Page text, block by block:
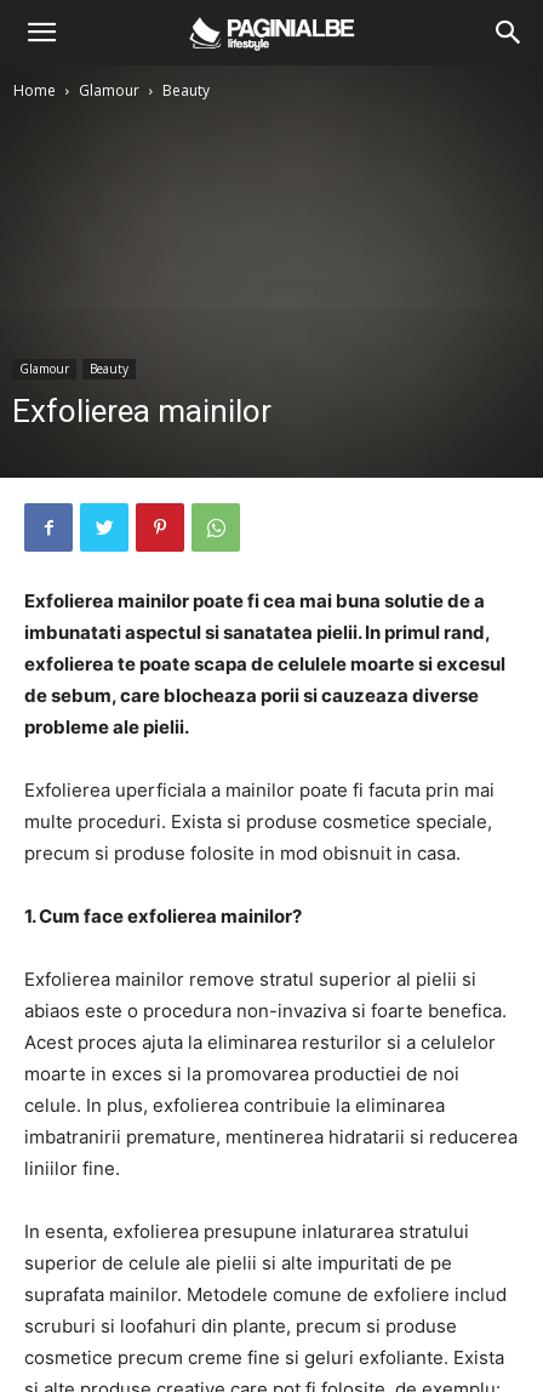
Home Glamour Beauty
Glamour Beauty
Exfolierea mainilor
Exfolierea mainilor poate fi cea mai buna solutie de a
imbunatati aspectul si sanatatea pielii. In primul rand,
exfolierea te poate scapa de celulele moarte si excesul
de sebum, care blocheaza porii si cauzeaza diverse
probleme ale pielii.
Exfolierea uperficiala a mainilor poate fi facuta prin mai
multe proceduri. Exista si produse cosmetice speciale,
precum si produse folosite in mod obisnuit in casa.
1. Cum face exfolierea mainilor?
Exfolierea mainilor remove stratul superior al pielii si
abiaos este o procedura non-invaziva si foarte benefica.
Acest proces ajuta la eliminarea resturilor si a celulelor
moarte in exces si la promovarea productiei de noi
celule. In plus, exfolierea contribuie la eliminarea
imbatranirii premature, mentinerea hidratarii si reducerea
liniilor fine.
In esenta, exfolierea presupune inlaturarea stratului
superior de celule ale pielii si alte impuritati de pe
suprafata mainilor. Metodele comune de exfoliere includ
scruburi si loofahuri din plante, precum si produse
cosmetice precum creme fine si geluri exfoliante. Exista